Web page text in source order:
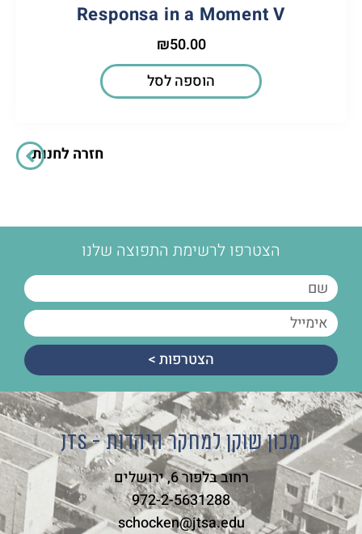
Responsa in a Moment V
₪50.00
הוספה לסל
חזרה לחנות
הצטרפו לרשימת התפוצה שלנו
הצטרפות >
מכון שוקן למחקר היהדות - JTS
רחוב בלפור 6, ירושלים
972-2-5631288
schocken@jtsa.edu